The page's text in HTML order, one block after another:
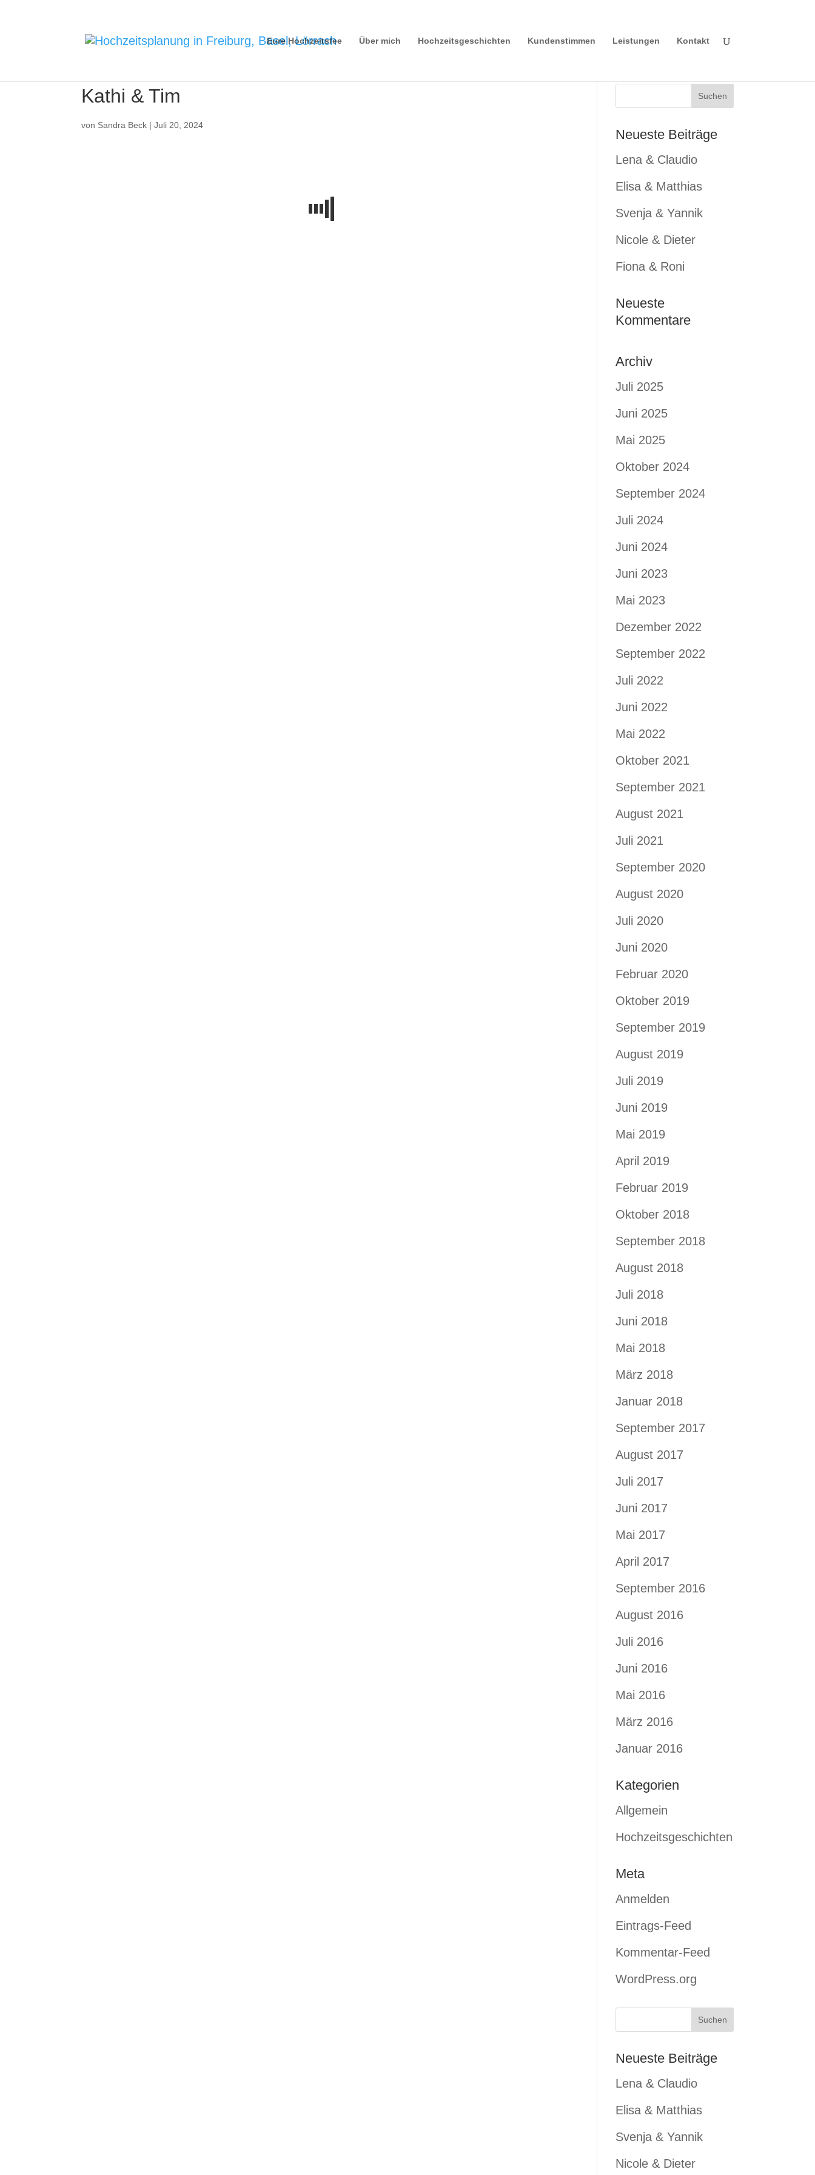
Eure Hochzeitsfee Über mich Hochzeitsgeschichten Kundenstimmen Leistungen Kontakt
Kathi & Tim
von Sandra Beck |Juli 20, 2024
Neueste Beiträge
Lena & Claudio
Elisa & Matthias
Svenja & Yannik
Nicole & Dieter
Fiona & Roni
Neueste
Kommentare
Archiv
Juli 2025
Juni 2025
Mai 2025
Oktober 2024
September 2024
Juli 2024
Juni 2024
Juni 2023
Mai 2023
Dezember 2022
September 2022
Juli 2022
Juni 2022
Mai 2022
Oktober 2021
September 2021
August 2021
Juli 2021
September 2020
August 2020
Juli 2020
Juni 2020
Februar 2020
Oktober 2019
September 2019
August 2019
Juli 2019
Juni 2019
Mai 2019
April 2019
Februar 2019
Oktober 2018
September 2018
August 2018
Juli 2018
Juni 2018
Mai 2018
März 2018
Januar 2018
September 2017
August 2017
Juli 2017
Juni 2017
Mai 2017
April 2017
September 2016
August 2016
Juli 2016
Juni 2016
Mai 2016
März 2016
Januar 2016
Kategorien
Allgemein
Hochzeitsgeschichten
Meta
Anmelden
Eintrags-Feed
Kommentar-Feed
WordPress.org
Neueste Beiträge
Lena & Claudio
Elisa & Matthias
Svenja & Yannik
Nicole & Dieter